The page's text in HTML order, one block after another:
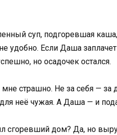
суп, подгоревшая
не удобно. Если Даша
но осадочек остался.
страшно. Не за себя — за
неё чужая. А Даша — и
сгоревший дом? Да, но